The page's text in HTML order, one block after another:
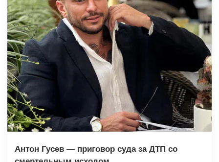
Антон Гусев — приговор суда за ДТП со